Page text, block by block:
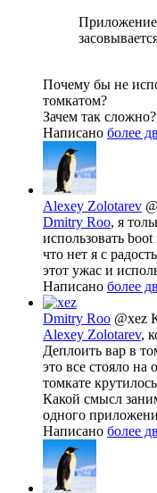
Приложение
Почему бы не
томкатом?
Зачем так сложно?
Написано более
Alexey Zolotarev
Dmitry Roo, я
использовать
что нет я с
этот ужас и
Написано более
Dmitry Roo @xez
Alexey Zolotarev,
Деплоить вар в
это все стояло
томкате
Какой смысл
одного
Написано более